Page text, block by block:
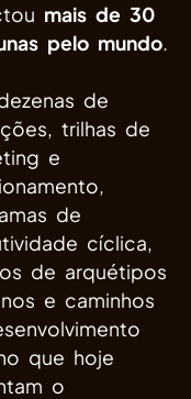
mais de 30
pelo mundo.
de
trilhas de
e
de
cíclica,
de arquétipos
e caminhos
que hoje
o